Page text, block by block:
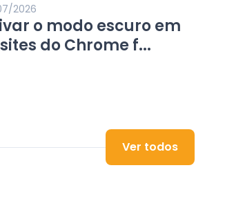
2026
o modo escuro em
do Chrome f...
Ver todos